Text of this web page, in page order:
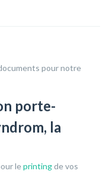
pour notre
porte-
la
leprintingde vos